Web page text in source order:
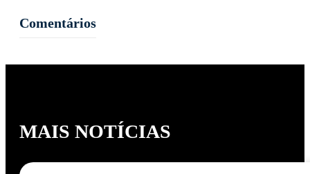
Comentários
MAIS NOTÍCIAS